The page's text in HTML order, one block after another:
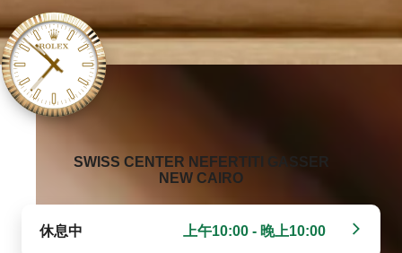
‭SWISS CENTER NEFERTITI GASSER
NEW CAIRO‬
休息中 上午10:00 - 晚上10:00